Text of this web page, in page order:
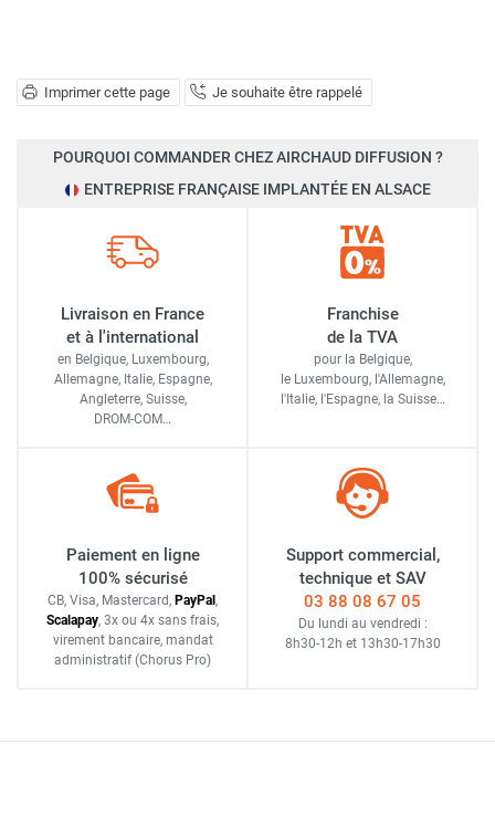
Imprimer cette page Je souhaite être rappelé
POURQUOI COMMANDER CHEZ AIRCHAUD DIFFUSION ?
ENTREPRISE FRANÇAISE IMPLANTÉE EN ALSACE
Livraison en France
et à l'international
en Belgique, Luxembourg,
Allemagne, Italie, Espagne,
Angleterre, Suisse,
DROM-COM…
Franchise
de la TVA
pour la Belgique,
le Luxembourg, l'Allemagne,
l'Italie, l'Espagne, la Suisse…
Paiement en ligne
100% sécurisé
CB, Visa, Mastercard, PayPal ,
Scalapay, 3x ou 4x sans frais,
virement bancaire, mandat
administratif (Chorus Pro)
Support commercial,
technique et SAV
03 88 08 67 05
Du lundi au vendredi :
8h30-12h et 13h30-17h30